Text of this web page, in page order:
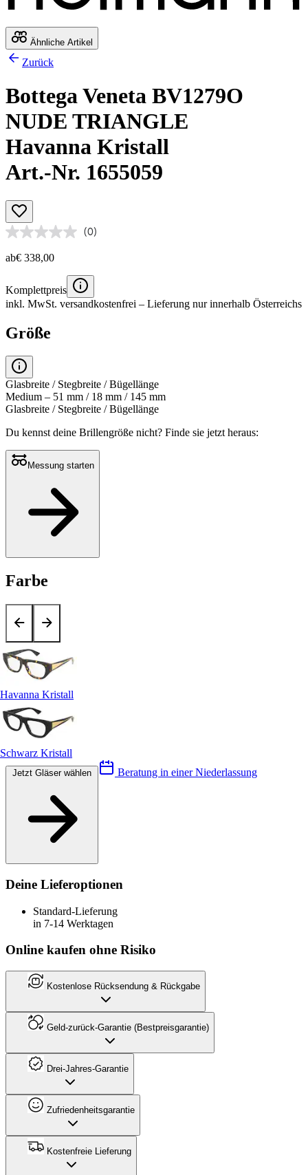
Ähnliche Artikel
Zurück
Bottega Veneta BV1279O
NUDE TRIANGLE
Havanna Kristall
Art.-Nr. 1655059
(0)
ab€ 338,00
Komplettpreis
inkl. MwSt. versandkostenfrei – Lieferung nur innerhalb Österreichs
Größe
Glasbreite / Stegbreite / Bügellänge
Medium – 51 mm / 18 mm / 145 mm
Glasbreite / Stegbreite / Bügellänge
Du kennst deine Brillengröße nicht? Finde sie jetzt heraus:
Messung starten
Farbe
Havanna Kristall
Schwarz Kristall
Beratung in einer Niederlassung
Deine Lieferoptionen
Standard-Lieferung
in 7-14 Werktagen
Online kaufen ohne Risiko
Kostenlose Rücksendung & Rückgabe
Geld-zurück-Garantie (Bestpreisgarantie)
Drei-Jahres-Garantie
Zufriedenheitsgarantie
Kostenfreie Lieferung